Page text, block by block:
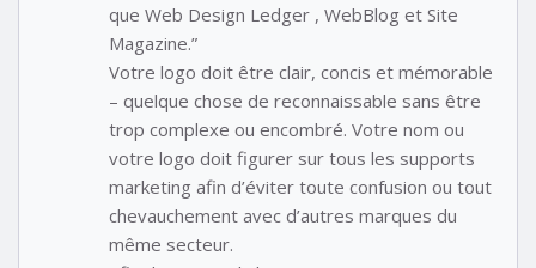
que Web Design Ledger , WebBlog et Site
Magazine.”
Votre logo doit être clair, concis et mémorable
– quelque chose de reconnaissable sans être
trop complexe ou encombré. Votre nom ou
votre logo doit figurer sur tous les supports
marketing afin d’éviter toute confusion ou tout
chevauchement avec d’autres marques du
même secteur.